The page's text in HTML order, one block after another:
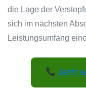
die Lage der
sich im nächsten
Leistungsumfang
Jetzt